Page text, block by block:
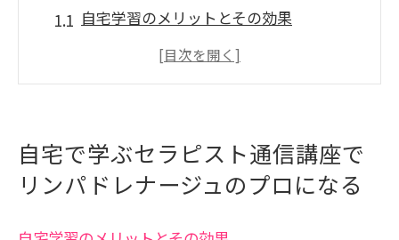
自宅学習のメリットとその効果
効率的な勉強法でスキルアップ
通信講座で得られる理論と実践のバラン
リンパドレナージュ技術を学ぶための基
礎知識
自分のペースで学べる通信講座の魅力
プロになるために必要な心構え
自宅で学ぶセラピスト通信講座で
リンパドレナージュのプロになる